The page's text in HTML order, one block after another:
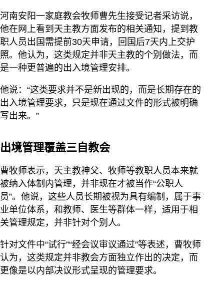
河南安阳一家庭教会牧师曹先生接受记者采访说，
他在网上看到天主教方面发布的相关通知，提到教
职人员出国需提前30天申请，回国后7天内上交护
照。他认为，这类规定并非天主教的个别做法，而
是一种更普遍的出入境管理安排。
他说：“这类要求并不是新出现的，而是长期存在的
出入境管理要求，只是现在通过文件的形式被明确
写出来。”
出境管理覆盖三自教会
曹牧师表示，天主教神父、牧师等教职人员本来就
被纳入体制内管理，并非现在才被当作“公职人
员”。他说，这些人员长期被视为具有编制，属于事
业单位体系，和教师、医生等群体一样，适用于相
关管理规定，并非针对个别人。
针对文件中“试行”“经会议审议通过”等表述，曹牧师
认为，这类规定并非教会方面独立作出的决定，而
更像是以内部决议形式呈现的管理要求。